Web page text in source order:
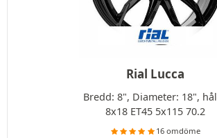
Rial Lucca
Bredd: 8", Diameter: 18",
8x18 ET45 5x115 70.2
16 omdöme